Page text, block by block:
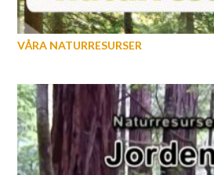
VÅRA NATURRESURSER